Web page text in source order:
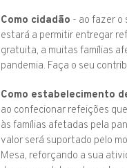
Como cidadão - ao fazer o
estará a permitir entregar
gratuita, a muitas famílias
pandemia. Faça o seu
Como estabelecimento
ao confecionar refeições
às famílias afetadas pela
valor será suportado pelo
Mesa, reforçando a sua